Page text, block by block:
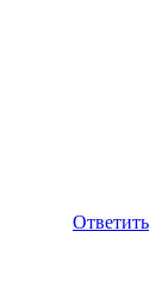
Ответить